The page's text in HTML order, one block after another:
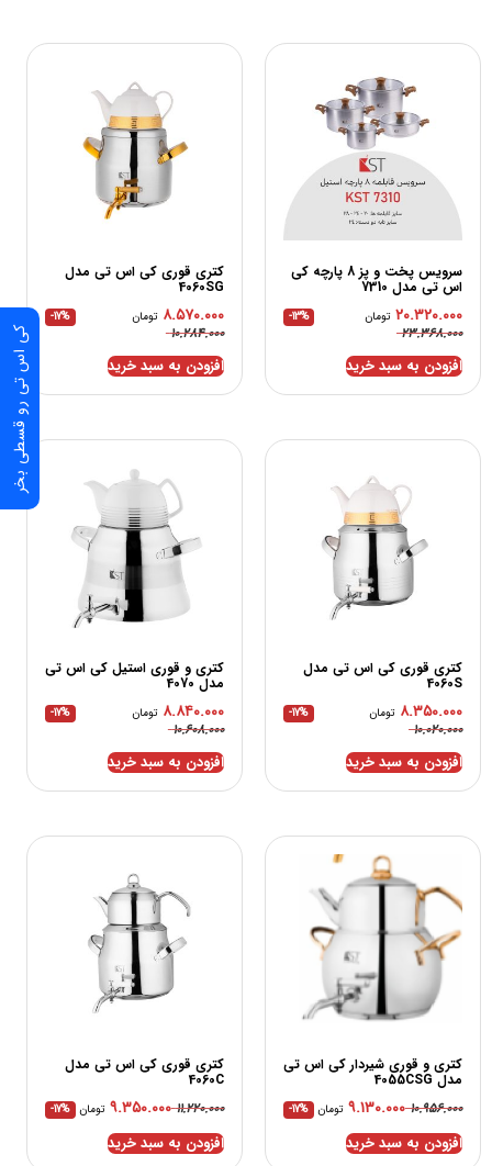
سرویس پخت و پز 8 پارچه کی
اس تی مدل 7310
۲۳.۳۶۸.۰۰۰
۲۰.۳۲۰.۰۰۰ تومان -13%
افزودن به سبد خرید
کتری قوری کی اس تی مدل
4060SG
۱۰.۲۸۴.۰۰۰
۸.۵۷۰.۰۰۰ تومان -17%
افزودن به سبد خرید
کتری قوری کی اس تی مدل
4060S
۱۰.۰۲۰.۰۰۰
۸.۳۵۰.۰۰۰ تومان -17%
افزودن به سبد خرید
کتری و قوری استیل کی اس تی
مدل 4070
۱۰.۶۰۸.۰۰۰
۸.۸۴۰.۰۰۰ تومان -17%
افزودن به سبد خرید
کتری و قوری شیردار کی اس تی
مدل 4055CSG
۱۰.۹۵۶.۰۰۰ ۹.۱۳۰.۰۰۰ تومان -17%
افزودن به سبد خرید
کتری قوری کی اس تی مدل
4060C
۱۱.۲۲۰.۰۰۰ ۹.۳۵۰.۰۰۰ تومان -17%
افزودن به سبد خرید
کی اس تی رو قسطی بخر